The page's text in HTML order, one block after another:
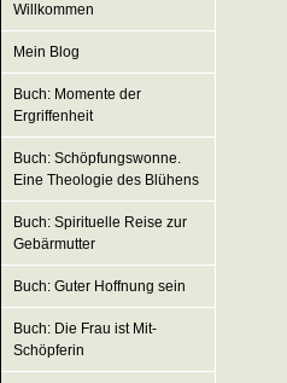
Willkommen
Mein Blog
Buch: Momente der
Ergriffenheit
Buch: Schöpfungswonne.
Eine Theologie des Blühens
Buch: Spirituelle Reise zur
Gebärmutter
Buch: Guter Hoffnung sein
Buch: Die Frau ist Mit-
Schöpferin